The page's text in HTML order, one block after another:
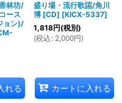
林坊/
ース
ョン)/
れる
盛り場・流行歌謡/角川
博 [CD] [KICX-5337]
1,818円(税別)
(税込 : 2,000円)
カートに入れる